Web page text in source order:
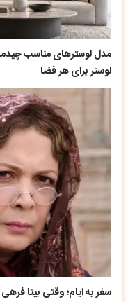
مدل لوسترهای مناسب
لوستر برای هر فضا
سفر به ایام؛ وقتی بیتا فرهی